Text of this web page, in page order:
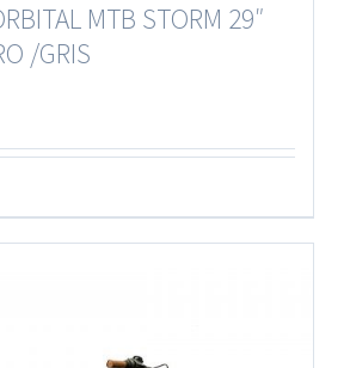
MTB STORM 29″
/GRIS